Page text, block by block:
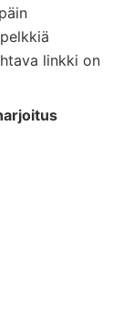
linkki on